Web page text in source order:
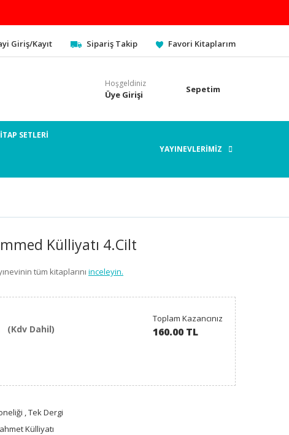
Giriş/Kayıt Sipariş Takip Favori Kitaplarım
Hoşgeldiniz
Üye Girişi Sepetim
SETLERİ
YAYINEVLERİMİZ
Külliyatı 4.Cilt
tüm kitaplarını inceleyin.
(Kdv Dahil)
Toplam Kazancınız
160.00 TL
,Tek Dergi
Külliyatı